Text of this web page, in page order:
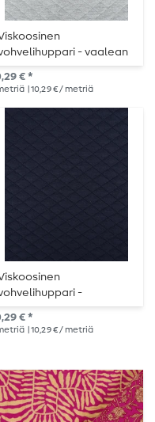
- vaalean
melange
€ *
| 10,29 € / metriä
-
tummansininen väri
€ *
| 10,29 € / metriä